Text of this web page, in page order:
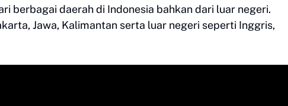
berbagai daerah di Indonesia bahkan dari luar negeri.
Jawa, Kalimantan serta luar negeri seperti Inggris,